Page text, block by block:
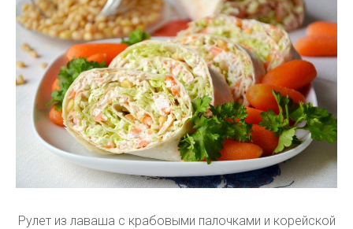
Рулет из лаваша с крабовыми палочками и корейской